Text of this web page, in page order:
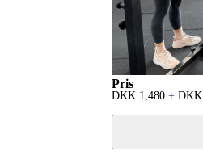
Pris
DKK 1,480 + DKK